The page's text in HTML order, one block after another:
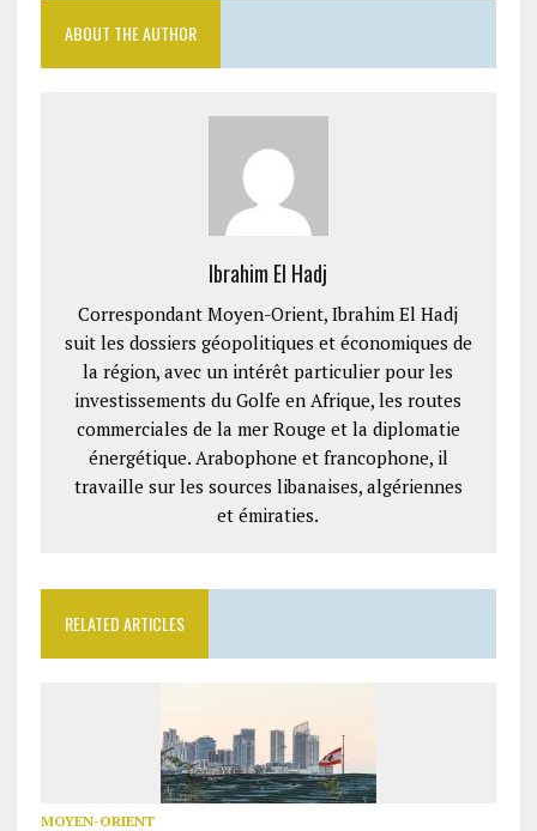
ABOUT THE AUTHOR
Ibrahim El Hadj
Correspondant Moyen-Orient, Ibrahim El Hadj
suit les dossiers géopolitiques et économiques de
la région, avec un intérêt particulier pour les
investissements du Golfe en Afrique, les routes
commerciales de la mer Rouge et la diplomatie
énergétique. Arabophone et francophone, il
travaille sur les sources libanaises, algériennes
et émiraties.
RELATED ARTICLES
MOYEN-ORIENT